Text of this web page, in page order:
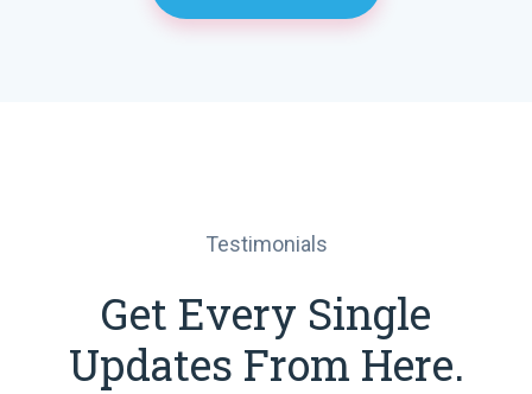
Testimonials
Get Every Single
Updates From Here.